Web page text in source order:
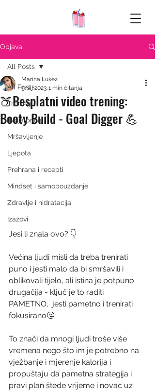
Objava
All Posts
Trening
Tvoja priča
Mršavljenje
Ljepota
Prehrana i recepti
Mindset i samopouzdanje
Zdravlje i hidratacija
Izazovi
All Posts
🍑Besplatni video trening:
Booty Build - Goal Digger 💪
Marina Lukez
9. sij 2023.1 min čitanja
Jesi li znala ovo? 👇
Većina ljudi misli da treba trenirati
puno i jesti malo da bi smršavili i
oblikovali tijelo, ali istina je potpuno
drugačija - ključ je to raditi
PAMETNO,  jesti pametno i trenirati
fokusirano🤔
To znači da mnogi ljudi troše više
vremena nego što im je potrebno na
vježbanje i mjerenje kalorija i
propuštaju da pametna strategija i
pravi plan štede vrijeme i novac uz